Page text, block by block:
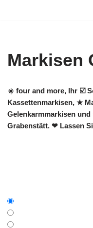
Markisen
☀️ four and more, Ihr ☑️
Kassettenmarkisen, ★
Gelenkarmmarkisen
Grabenstätt. ❤ Lassen